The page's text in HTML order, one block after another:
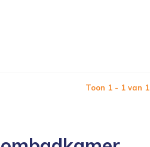
Toon 1 - 1 van 1